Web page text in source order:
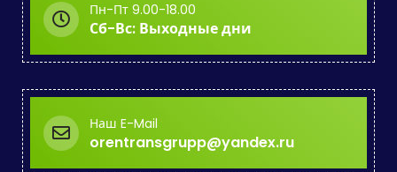
Пн-Пт 9.00-18.00
Сб-Вс: Выходные дни
Наш E-Mail
orentransgrupp@yandex.ru